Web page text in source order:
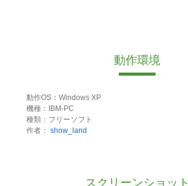
動作環境
動作OS：Windows XP
機種：IBM-PC
種類：フリーソフト
作者： show_land
スクリーンショット